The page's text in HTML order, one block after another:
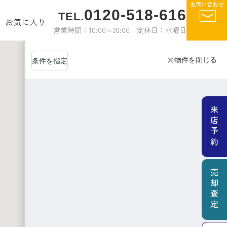
お気に入り TEL.0120-518-616
営業時間：10:00～20:00 定休日：水曜日
お問い合わせ
条件を指定 物件を閉じる
来店予約
売却査定